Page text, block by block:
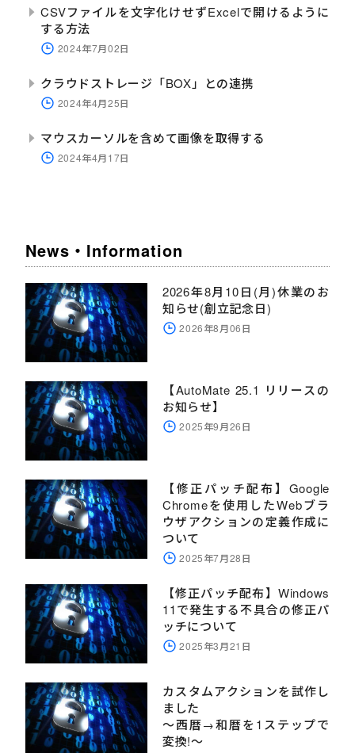
CSVファイルを文字化けせずExcelで開けるように
する方法
2024年7月02日
クラウドストレージ「BOX」との連携
2024年4月25日
マウスカーソルを含めて画像を取得する
2024年4月17日
News・Information
2026年8月10日(月)休業のお
知らせ(創立記念日)
2026年8月06日
【AutoMate 25.1 リリースの
お知らせ】
2025年9月26日
【修正パッチ配布】Google
Chromeを使用したWebブラ
ウザアクションの定義作成に
ついて
2025年7月28日
【修正パッチ配布】Windows
11で発生する不具合の修正パ
ッチについて
2025年3月21日
カスタムアクションを試作し
ました
～西暦→和暦を1ステップで
変換!～